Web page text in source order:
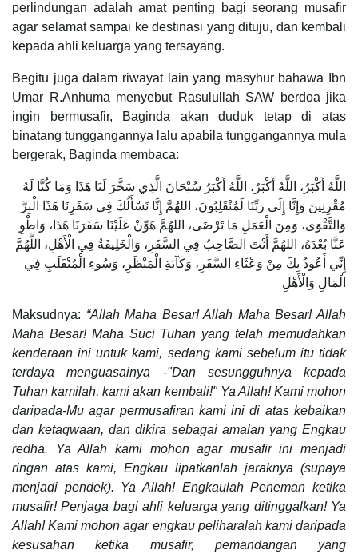
perlindungan adalah amat penting bagi seorang musafir
agar selamat sampai ke destinasi yang dituju, dan kembali
kepada ahli keluarga yang tersayang.
Begitu juga dalam riwayat lain yang masyhur bahawa Ibn
Umar R.Anhuma menyebut Rasulullah SAW berdoa jika
ingin bermusafir, Baginda akan duduk tetap di atas
binatang tunggangannya lalu apabila tunggangannya mula
bergerak, Baginda membaca:
اللَّهُ أَكْبَرُ، اللَّهُ أَكْبَرُ، اللَّهُ أَكْبَرُ سُبْحَانَ الَّذِي سَخَّرَ لَنَا هَذَا وَمَا كُنَّا لَهُ
مُقْرِنِينَ وَإِنَّا إِلَى رَبِّنَا لَمُنْقَلِبُونَ، اللهُمَّ إِنَّا نَسْأَلُكَ فِي سَفَرِنَا هَذَا الْبِرَّ
وَالتَّقْوَى، وَمِنَ الْعَمَلِ مَا تَرْضَى، اللهُمَّ هَوِّنْ عَلَيْنَا سَفَرَنَا هَذَا، وَاطْوِ
عَنَّا بُعْدَهُ، اللهُمَّ أَنْتَ الصَّاحِبُ فِي السَّفَرِ، وَالْخَلِيفَةُ فِي الْأَهْلِ، اللَّهُمَّ
إِنِّي أَعُوذُ بِكَ مِنْ وَعْثَاءِ السَّفَرِ، وَكَآبَةِ الْمَنْظَرِ، وَسُوءِ الْمُنْقَلَبِ فِي
الْمَالِ وَالْأَهْلِ
Maksudnya: “Allah Maha Besar! Allah Maha Besar! Allah
Maha Besar! Maha Suci Tuhan yang telah memudahkan
kenderaan ini untuk kami, sedang kami sebelum itu tidak
terdaya menguasainya -"Dan sesungguhnya kepada
Tuhan kamilah, kami akan kembali!" Ya Allah! Kami mohon
daripada-Mu agar permusafiran kami ini di atas kebaikan
dan ketaqwaan, dan dikira sebagai amalan yang Engkau
redha. Ya Allah kami mohon agar musafir ini menjadi
ringan atas kami, Engkau lipatkanlah jaraknya (supaya
menjadi pendek). Ya Allah! Engkaulah Peneman ketika
musafir! Penjaga bagi ahli keluarga yang ditinggalkan! Ya
Allah! Kami mohon agar engkau peliharalah kami daripada
kesusahan ketika musafir, pemandangan yang